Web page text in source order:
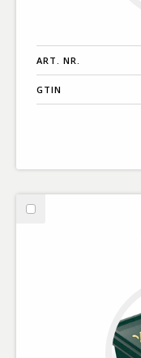
ART. NR.
GTIN
Välj